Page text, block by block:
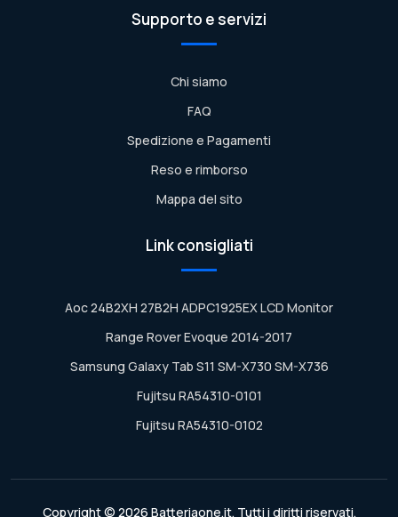
Supporto e servizi
Chi siamo
FAQ
Spedizione e Pagamenti
Reso e rimborso
Mappa del sito
Link consigliati
Aoc 24B2XH 27B2H ADPC1925EX LCD Monitor
Range Rover Evoque 2014-2017
Samsung Galaxy Tab S11 SM-X730 SM-X736
Fujitsu RA54310-0101
Fujitsu RA54310-0102
Copyright © 2026 Batteriaone.it. Tutti i diritti riservati.